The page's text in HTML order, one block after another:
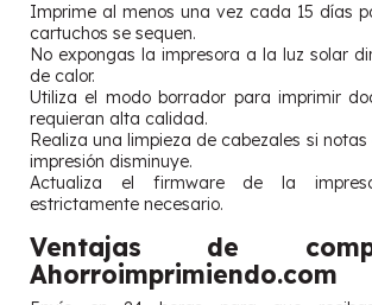
Imprime al menos una vez cada 15 días
cartuchos se sequen.
No expongas la impresora a la luz solar
de calor.
Utiliza el modo borrador para imprimir
requieran alta calidad.
Realiza una limpieza de cabezales si
impresión disminuye.
Actualiza el firmware de la
estrictamente necesario.
Ventajas de
Ahorroimprimiendo.com